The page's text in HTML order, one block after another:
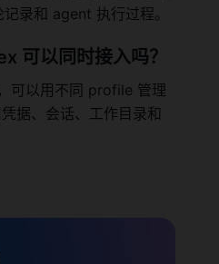
录和 agent 执行过程。
可以同时接入吗？
可以用不同 profile 管理
据、会话、工作目录和